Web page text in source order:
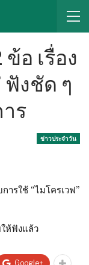
อ เรื่อง
ฟังชัด ๆ
ร
ข่าวประจำวัน
ารใช้ “ไมโครเวฟ”
ห้ฟังแล้ว
Google+